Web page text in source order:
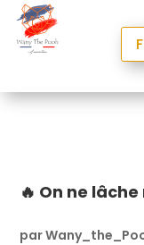
🔥 On ne
par